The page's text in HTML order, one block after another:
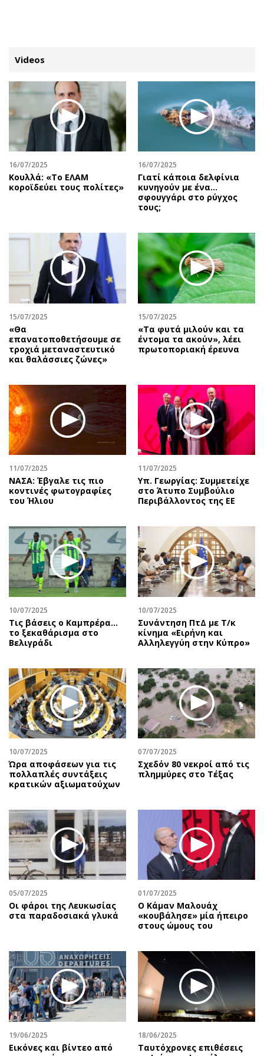
ΚΑΤΗΓΟΡΙΕΣ ΣΥΝΔΕΣΗ
Κύπρος
Παιδεία
Υγεία
Πολιτική
Βουλευτικές 2026
Δημοσκοπήσεις
Διπλωματία
Αθλητισμός
Κύπρος
Διεθνή
Κληρώσεις Allwyn
Οικονομική
Real Estate
Επιχειρήσεις
Αγορές
Money Review
AstroBank Properties
Trends
Ενέργεια
Περιβάλλον
Ελλάδα
Κόσμος
Παράξενα
Πολιτισμός
Σινεμά
Θέατρο-Χορός
Μουσική
Εικαστικά
Βιβλίο
Χειρόγραφα
Απόψεις
Αρθρογραφία
The Hill
Υγεία
Αγγελίες
Ενοικιάζονται
Ζητούν εργασία
Θέσεις εργασίας
Geek
Νέα
Social
Αυτοκίνηση
Οικονομία
Γενικά
Αναδρομές
Πρόσωπα
Περιβάλλον
Good Life
Γυναίκα
Ταξίδια
Συνταγές
Έξοδος
Media
Εκπομπές
Wine routes
Podcasts
Uncut
Προσφορές
Προσωπικότητες στην ''Κ''
Επιστολές
Videos
16/07/2025
Κουλλά: «Το ΕΛΑΜ
κοροϊδεύει τους πολίτες»
16/07/2025
Γιατί κάποια δελφίνια
κυνηγούν με ένα…
σφουγγάρι στο ρύγχος
τους;
15/07/2025
«Θα
επανατοποθετήσουμε σε
τροχιά μεταναστευτικό
και θαλάσσιες ζώνες»
15/07/2025
«Tα φυτά μιλούν και τα
έντομα τα ακούν», λέει
πρωτοποριακή έρευνα
11/07/2025
ΝΑΣΑ: Έβγαλε τις πιο
κοντινές φωτογραφίες
του Ήλιου
11/07/2025
Υπ. Γεωργίας: Συμμετείχε
στο Άτυπο Συμβούλιο
Περιβάλλοντος της ΕΕ
10/07/2025
Τις βάσεις ο Καμπρέρα…
το ξεκαθάρισμα στο
Βελιγράδι
10/07/2025
Συνάντηση ΠτΔ με Τ/κ
κίνημα «Ειρήνη και
Αλληλεγγύη στην Κύπρο»
10/07/2025
Ώρα αποφάσεων για τις
πολλαπλές συντάξεις
κρατικών αξιωματούχων
07/07/2025
Σχεδόν 80 νεκροί από τις
πλημμύρες στο Τέξας
05/07/2025
Οι φάροι της Λευκωσίας
στα παραδοσιακά γλυκά
01/07/2025
Ο Κάμαν Μαλουάχ
«κουβάλησε» μία ήπειρο
στους ώμους του
19/06/2025
Εικόνες και βίντεο από
18/06/2025
Ταυτόχρονες επιθέσεις